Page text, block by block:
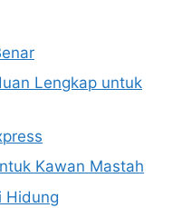
Lengkap untuk
Kawan Mastah
Hidung